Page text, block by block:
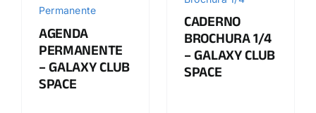
Permanente
AGENDA
PERMANENTE
– GALAXY CLUB
SPACE
CADERNO
BROCHURA 1/4
– GALAXY CLUB
SPACE